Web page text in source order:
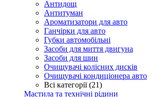
Антидощ
Антитуман
Ароматизатори для авто
Ганчірки для авто
Губки автомобільні
Засоби для миття двигуна
Засоби для шин
Очищувачі колісних дисків
Очищувачі кондиціонера авто
Всі категорії (21)
Мастила та технічні рідини